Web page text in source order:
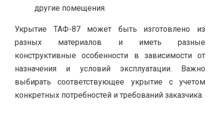
другие помещения.
Укрытие ТАФ-87 может быть изготовлено из
разных материалов и иметь разные
конструктивные особенности в зависимости от
назначения и условий эксплуатации. Важно
выбирать соответствующее укрытие с учетом
конкретных потребностей и требований заказчика.